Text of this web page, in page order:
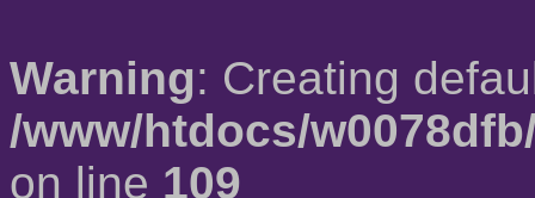
Warning: Creating
/www/htdocs/
on line 109